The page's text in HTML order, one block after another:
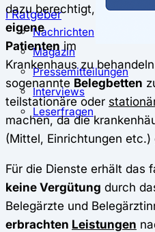
ℹ Ratgeber
Nachrichten
Magazin
Pressemitteilungen
Interviews
Leserfragen
dazu berechtigt,
eigene
Patienten im
Krankenhaus zu
sogenannte Belegbetten
teilstationäre oder
machen, da die
(Mittel, Einrichtungen
Für die Dienste erhält das
keine Vergütung durch
Belegärzte und
erbrachten Leistungen